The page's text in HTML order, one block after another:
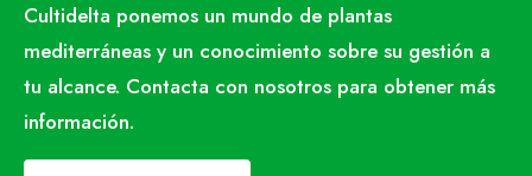
Cultidelta ponemos un mundo de plantas
mediterráneas y un conocimiento sobre su gestión a
tu alcance. Contacta con nosotros para obtener más
información.